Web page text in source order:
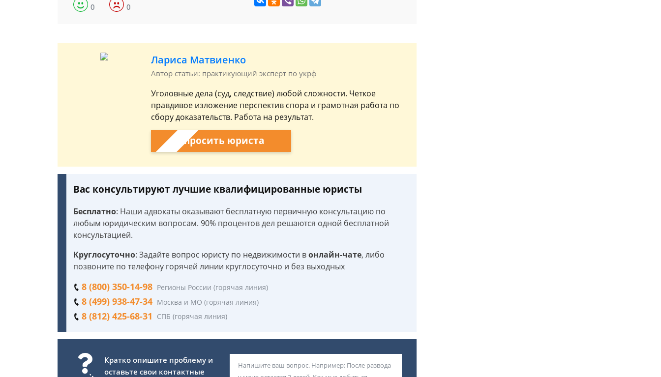
0 0
Лариса Матвиенко
Автор статьи: практикующий эксперт по укрф
Уголовные дела (суд, следствие) любой сложности. Четкое
правдивое изложение перспектив спора и грамотная работа по
сбору доказательств. Работа на результат.
Спросить юриста
Вас консультируют лучшие квалифицированные юристы
Бесплатно: Наши адвокаты оказывают бесплатную первичную консультацию по
любым юридическим вопросам. 90% процентов дел решаются одной бесплатной
консультацией.
Круглосуточно: Задайте вопрос юристу по недвижимости вонлайн-чате, либо
позвоните по телефону горячей линии круглосуточно и без выходных
8 (800) 350-14-98 Регионы России (горячая линия)
8 (499) 938-47-34 Москва и МО (горячая линия)
8 (812) 425-68-31 СПБ (горячая линия)
Кратко опишите проблему и
оставьте свои контактные